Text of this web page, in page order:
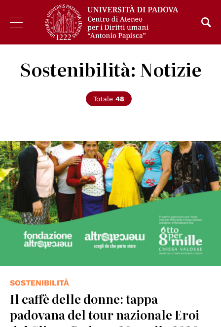
Sostenibilità: Notizie
Totale 48
SOSTENIBILITÀ
Il caffè delle donne: tappa
padovana del tour nazionale Eroi